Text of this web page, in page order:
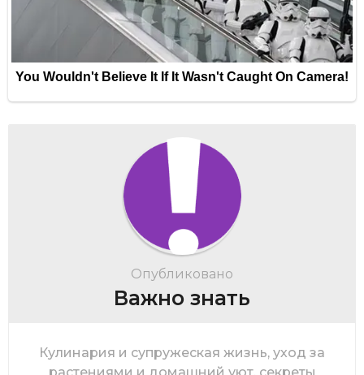
Опубликовано
Важно знать
Кулинария и супружеская жизнь, уход за